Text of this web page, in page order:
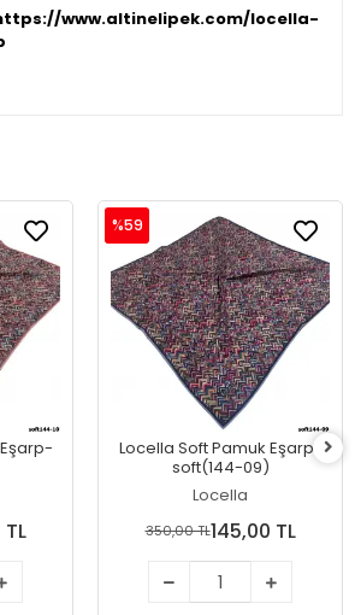
www.altinelipek.com/locella-
Locella Soft Pamuk Eşarp-
soft(144-09)
Locella
%59
350,00 TL145,00 TL